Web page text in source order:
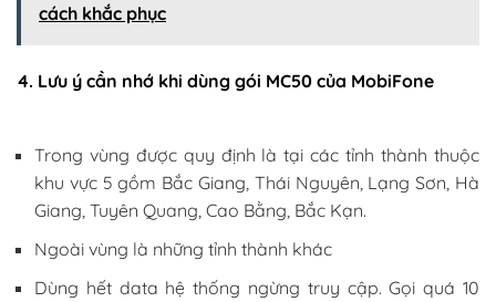
cách khắc phục
4. Lưu ý cần nhớ khi dùng gói MC50 của MobiFone
Trong vùng được quy định là tại các tỉnh thành thuộc
khu vực 5 gồm Bắc Giang, Thái Nguyên, Lạng Sơn, Hà
Giang, Tuyên Quang, Cao Bằng, Bắc Kạn.
Ngoài vùng là những tỉnh thành khác
Dùng hết data hệ thống ngừng truy cập. Gọi quá 10